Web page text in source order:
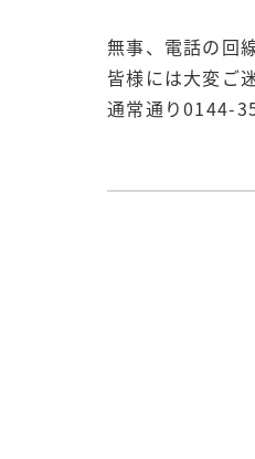
無事、電話の回
皆様には大変ご
通常通り0144-